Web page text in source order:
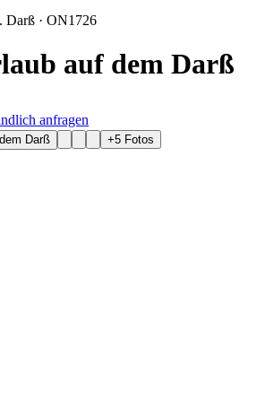
Darß · ON1726
auf dem Darß
anfragen
+5 Fotos